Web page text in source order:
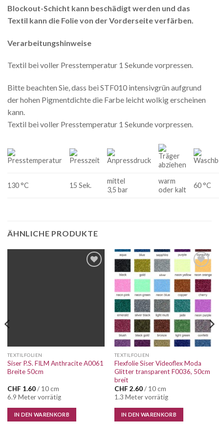
Blockout-Schicht kann beschädigt werden und das
Textil kann die Folie von der Vorderseite verfärben.
Verarbeitungshinweise
Textil bei voller Presstemperatur 1 Sekunde vorpressen.
Bitte beachten Sie, dass bei STF010 intensivgrün aufgrund
der hohen Pigmentdichte die Farbe leicht wolkig erscheinen
kann.
Textil bei voller Presstemperatur 1 Sekunde vorpressen.
130 °C 15 Sek.
mittel
3,5 bar
warm
oder kalt
60 °C
ÄHNLICHE PRODUKTE
TEXTILFOLIEN
Siser P.S. FILM Anthracite A0061
Breite 50cm
CHF 1.60/ 10 cm
6.9 Meter vorrätig
IN DEN WARENKORB
Auf die
Wunschliste
TEXTILFOLIEN
Flexfolie Siser Videoflex Moda
Glitter transparent F0036, 50cm
breit
CHF 2.60/ 10 cm
1.3 Meter vorrätig
IN DEN WARENKORB